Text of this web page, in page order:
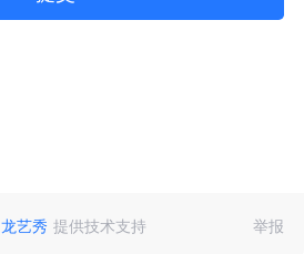
举报
龙艺秀 提供技术支持